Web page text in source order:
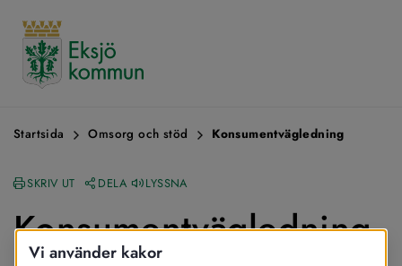
Vi använder kakor
Startsida Omsorg och stöd Konsumentvägledning
SKRIV UT DELA LYSSNA
Konsumentvägledning